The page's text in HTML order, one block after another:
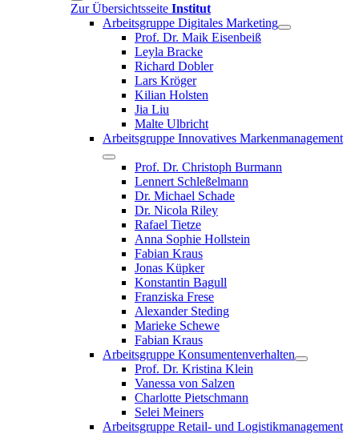
Zur Übersichtsseite Institut
Arbeitsgruppe Digitales Marketing
Prof. Dr. Maik Eisenbeiß
Leyla Bracke
Richard Dobler
Lars Kröger
Kilian Holsten
Jia Liu
Malte Ulbricht
Arbeitsgruppe Innovatives Markenmanagement
Prof. Dr. Christoph Burmann
Lennert Schleßelmann
Dr. Michael Schade
Dr. Nicola Riley
Rafael Tietze
Anna Sophie Hollstein
Fabian Kraus
Jonas Küpker
Konstantin Bagull
Franziska Frese
Alexander Steding
Marieke Schewe
Fabian Kraus
Arbeitsgruppe Konsumentenverhalten
Prof. Dr. Kristina Klein
Vanessa von Salzen
Charlotte Pietschmann
Selei Meiners
Arbeitsgruppe Retail- und Logistikmanagement